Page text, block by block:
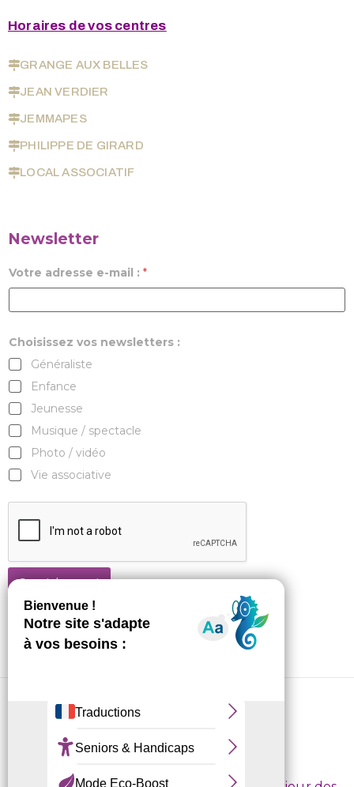
Horaires de vos centres
GRANGE AUX BELLES
JEAN VERDIER
JEMMAPES
PHILIPPE DE GIRARD
LOCAL ASSOCIATIF
Newsletter
Votre adresse e-mail : *
Choisissez vos newsletters :
Généraliste
Enfance
Jeunesse
Musique / spectacle
Photo / vidéo
Vie associative
Je m'abonne !